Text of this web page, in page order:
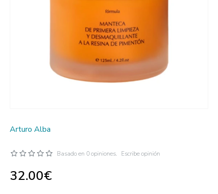
Arturo Alba
Basado en 0 opiniones. Escribe opinión
32.00€